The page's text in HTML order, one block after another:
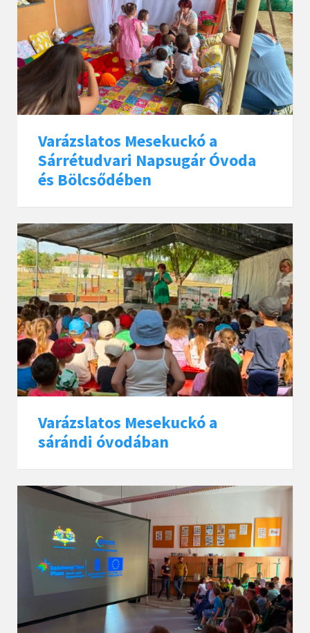
Varázslatos Mesekuckó a
Sárrétudvari Napsugár Óvoda
és Bölcsődében
Varázslatos Mesekuckó a
sárándi óvodában